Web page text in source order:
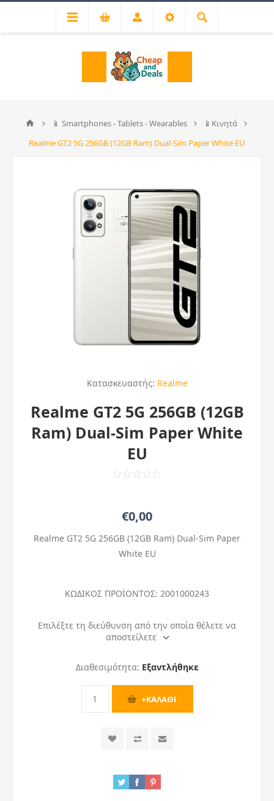
📱 Smartphones - Tablets - Wearables
📱Κινητά
Realme GT2 5G 256GB (12GB Ram) Dual-Sim Paper White EU
Κατασκευαστής: Realme
Realme GT2 5G 256GB (12GB
Ram) Dual-Sim Paper White
EU
€0,00
Realme GT2 5G 256GB (12GB Ram) Dual-Sim Paper
White EU
ΚΩΔΙΚΟΣ ΠΡΟΪΟΝΤΟΣ: 2001000243
Επιλέξτε τη διεύθυνση από την οποία θέλετε να
αποστείλετε
Διαθεσιμότητα: Εξαντλήθηκε